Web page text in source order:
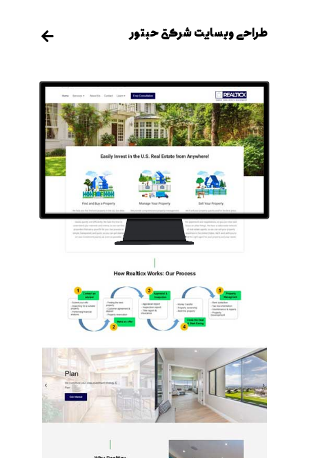
طراحی وبسایت شرکتی حبتور